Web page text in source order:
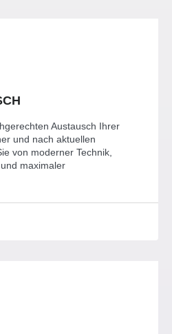
Austausch Ihrer
und nach aktuellen
von moderner Technik,
maximaler